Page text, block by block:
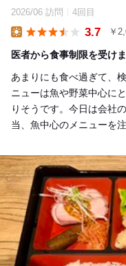
2026/06 訪問 4回目
3.7 ￥
医者から食事制限を受けま
あまりにも食べ過ぎて、
ニューは魚や野菜中心に
りそうです。今日は会社
当、魚中心のメニューを注